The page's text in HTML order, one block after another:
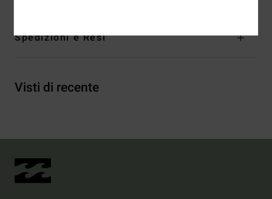
Spedizioni e Resi
Visti di recente